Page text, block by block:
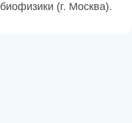
биофизики (г. Москва).